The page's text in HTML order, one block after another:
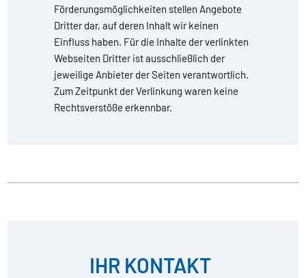
Förderungsmöglichkeiten stellen Angebote
Dritter dar, auf deren Inhalt wir keinen
Einfluss haben. Für die Inhalte der verlinkten
Webseiten Dritter ist ausschließlich der
jeweilige Anbieter der Seiten verantwortlich.
Zum Zeitpunkt der Verlinkung waren keine
Rechtsverstöße erkennbar.
IHR KONTAKT